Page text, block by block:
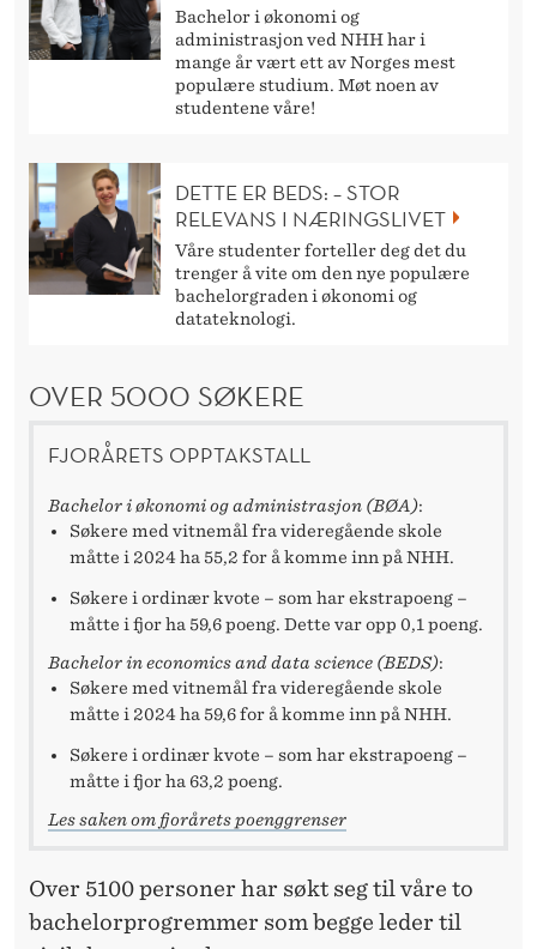
Bachelor i økonomi og
administrasjon ved NHH har i
mange år vært ett av Norges mest
populære studium. Møt noen av
studentene våre!
DETTE ER BEDS: – STOR
RELEVANS I NÆRINGSLIVET
Våre studenter forteller deg det du
trenger å vite om den nye populære
bachelorgraden i økonomi og
datateknologi.
OVER 5000 SØKERE
FJORÅRETS OPPTAKSTALL
Bachelor i økonomi og administrasjon (BØA):
Søkere med vitnemål fra videregående skole
måtte i 2024 ha 55,2 for å komme inn på NHH.
Søkere i ordinær kvote – som har ekstrapoeng –
måtte i fjor ha 59,6 poeng. Dette var opp 0,1 poeng.
Bachelor in economics and data science (BEDS):
Søkere med vitnemål fra videregående skole
måtte i 2024 ha 59,6 for å komme inn på NHH.
Søkere i ordinær kvote – som har ekstrapoeng –
måtte i fjor ha 63,2 poeng.
Les saken om fjorårets poenggrenser
Over 5100 personer har søkt seg til våre to
bachelorprogremmer som begge leder til